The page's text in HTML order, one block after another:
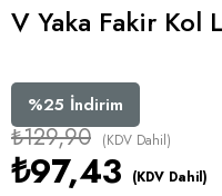
V Yaka Fakir Kol
%25 İndirim
₺129,90 (KDV Dahil)
₺97,43 (KDV Dahil)